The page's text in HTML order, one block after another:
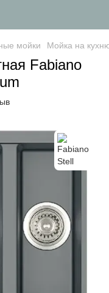
мойки Мойка на
Fabiano